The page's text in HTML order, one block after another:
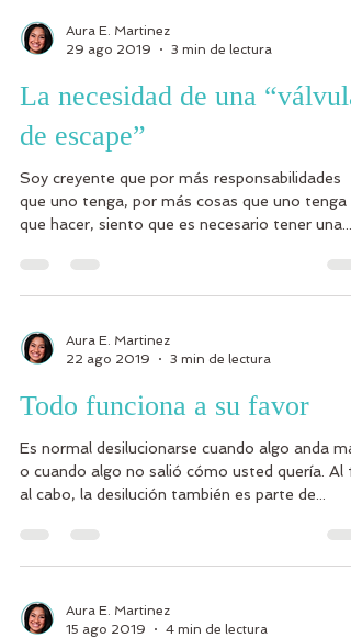
Aura E. Martinez
29 ago 2019
3 min de lectura
La necesidad de una “válvula
de escape”
Soy creyente que por más responsabilidades
que uno tenga, por más cosas que uno tenga
que hacer, siento que es necesario tener una...
Aura E. Martinez
22 ago 2019
3 min de lectura
Todo funciona a su favor
Es normal desilucionarse cuando algo anda mal
o cuando algo no salió cómo usted quería. Al
al cabo, la desilución también es parte de...
Aura E. Martinez
15 ago 2019
4 min de lectura